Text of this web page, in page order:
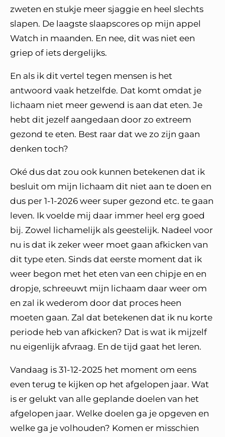
zweten en stukje meer sjaggie en heel slechts
slapen. De laagste slaapscores op mijn appel
Watch in maanden. En nee, dit was niet een
griep of iets dergelijks.
En als ik dit vertel tegen mensen is het
antwoord vaak hetzelfde. Dat komt omdat je
lichaam niet meer gewend is aan dat eten. Je
hebt dit jezelf aangedaan door zo extreem
gezond te eten. Best raar dat we zo zijn gaan
denken toch?
Oké dus dat zou ook kunnen betekenen dat ik
besluit om mijn lichaam dit niet aan te doen en
dus per 1-1-2026 weer super gezond etc. te gaan
leven. Ik voelde mij daar immer heel erg goed
bij. Zowel lichamelijk als geestelijk. Nadeel voor
nu is dat ik zeker weer moet gaan afkicken van
dit type eten. Sinds dat eerste moment dat ik
weer begon met het eten van een chipje en en
dropje, schreeuwt mijn lichaam daar weer om
en zal ik wederom door dat proces heen
moeten gaan. Zal dat betekenen dat ik nu korte
periode heb van afkicken? Dat is wat ik mijzelf
nu eigenlijk afvraag. En de tijd gaat het leren.
Vandaag is 31-12-2025 het moment om eens
even terug te kijken op het afgelopen jaar. Wat
is er gelukt van alle geplande doelen van het
afgelopen jaar. Welke doelen ga je opgeven en
welke ga je volhouden? Komen er misschien